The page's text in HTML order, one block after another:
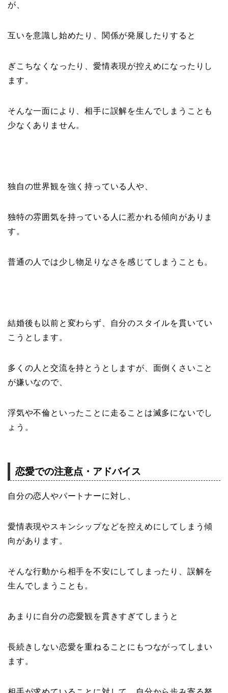
が、
互いを意識し始めたり、関係が発展したりすると
ぎこちなくなったり、愛情表現が控えめになったりし
ます。
そんな一面により、相手に誤解を生んでしまうことも
少なくありません。
独自の世界観を強く持っている人や、
独特の雰囲気を持っている人に惹かれる傾向がありま
す。
普通の人では少し物足りなさを感じてしまうことも。
結婚後も以前と変わらず、自分のスタイルを貫いてい
こうとします。
多くの人と交流を持とうとしますが、面倒くさいこと
が嫌いなので、
浮気や不倫といったことに走ることは滅多にないでし
ょう。
恋愛での注意点・アドバイス
自分の恋人やパートナーに対し、
愛情表現やスキンシップなどを控えめにしてしまう傾
向があります。
そんな行動から相手を不安にしてしまったり、誤解を
生んでしまうことも。
あまりに自分の恋愛観を貫きすぎてしまうと
長続きしない恋愛を重ねることにもつながってしまい
ます。